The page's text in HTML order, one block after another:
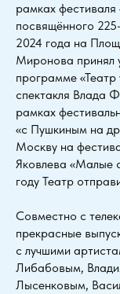
рамках
посвящённого
2024 года на
Миронова принял
программе
спектакля Влада
рамках
«с Пушкиным на
Москву на
Яковлева «Малые
году Театр
Совместно с
прекрасные
с лучшими
Либабовым,
Лысенковым,